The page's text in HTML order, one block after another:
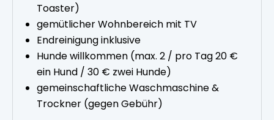
Toaster)
gemütlicher Wohnbereich mit TV
Endreinigung inklusive
Hunde willkommen (max. 2 / pro Tag 20 €
ein Hund / 30 € zwei Hunde)
gemeinschaftliche Waschmaschine &
Trockner (gegen Gebühr)